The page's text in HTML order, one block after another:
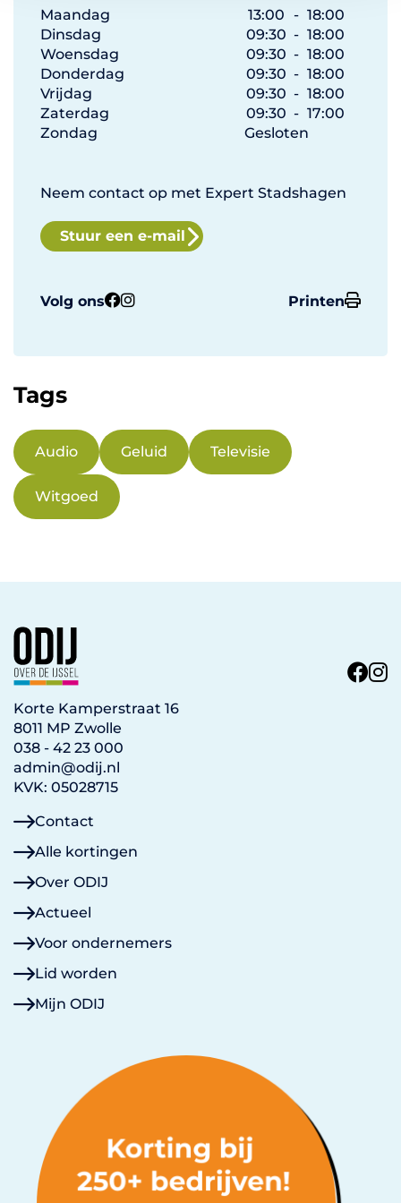
Maandag 13:00 - 18:00
Dinsdag
09:30 - 18:00
Woensdag
09:30 - 18:00
Donderdag
09:30 - 18:00
Vrijdag
09:30 - 18:00
Zaterdag
09:30 - 17:00
Zondag
Gesloten
Neem contact op met Expert Stadshagen
Stuur een e-mail
Volg ons Printen
Tags
Audio Geluid Televisie
Witgoed
Korte Kamperstraat 16
8011 MP Zwolle
038 - 42 23 000
admin@odij.nl
KVK: 05028715
Contact
Alle kortingen
Over ODIJ
Actueel
Voor ondernemers
Lid worden
Mijn ODIJ